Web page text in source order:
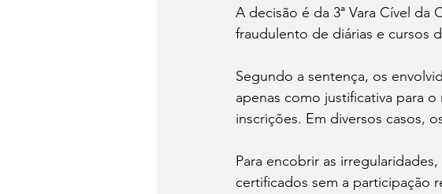
A decisão é da 3ª Vara Cível
fraudulento de diárias e cursos
Segundo a sentença, os
apenas como justificativa para
inscrições. Em diversos casos,
Para encobrir as
certificados sem a participação